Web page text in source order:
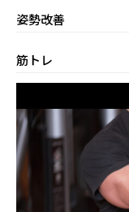
姿勢改善
筋トレ